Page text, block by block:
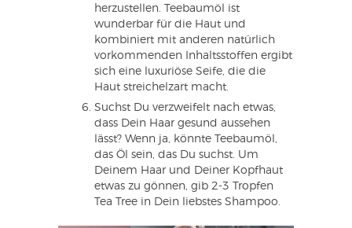
herzustellen. Teebaumöl ist
wunderbar für die Haut und
kombiniert mit anderen natürlich
vorkommenden Inhaltsstoffen ergibt
sich eine luxuriöse Seife, die die
Haut streichelzart macht.
Suchst Du verzweifelt nach etwas,
dass Dein Haar gesund aussehen
lässt? Wenn ja, könnte Teebaumöl,
das Öl sein, das Du suchst. Um
Deinem Haar und Deiner Kopfhaut
etwas zu gönnen, gib 2-3 Tropfen
Tea Tree in Dein liebstes Shampoo.